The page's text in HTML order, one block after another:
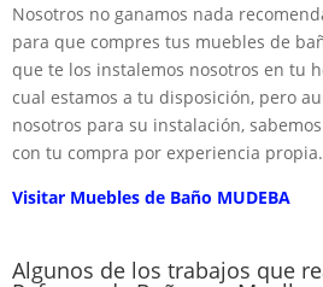
Nosotros no ganamos nada
para que compres tus muebles de
que te los instalemos nosotros en tu
cual estamos a tu disposición, pero
nosotros para su instalación,
con tu compra por experiencia propia.
Visitar Muebles de Baño MUDEBA
Algunos de los trabajos que